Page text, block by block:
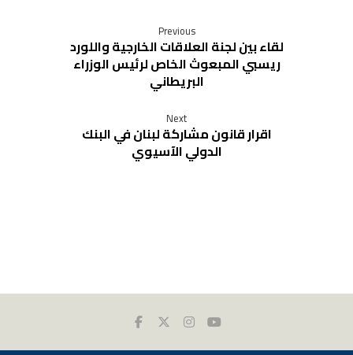
Previous
لقاء بين لجنة العلاقات الخارجية واللورد
ريسبي المبعوث الخاص لرئيس الوزراء
البريطاني
Next
اقرار قانون مشاركة لبنان في البنك
الدولي الآسيوي